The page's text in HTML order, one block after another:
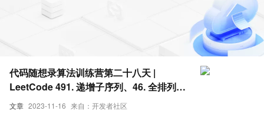
文章 2023-11-16 来自：开发者社区
代码随想录算法训练营第二十八天 |
LeetCode 491. 递增子序列、46. 全排列、
47. 全排列 II